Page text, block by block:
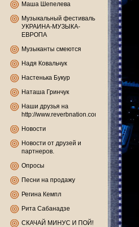
Маша Шепелева
Музыкальный фестиваль
УКРАИНА-МУЗЫКА-
ЕВРОПА
Музыканты смеются
Надя Ковальчук
Настенька Букур
Наташа Гринчук
Наши друзья на
http://www.reverbnation.com
Новости
Новости от друзей и
партнеров.
Опросы
Песни на продажу
Регина Кемпл
Рита Сабанадзе
СКАЧАЙ МИНУС И ПОЙ!